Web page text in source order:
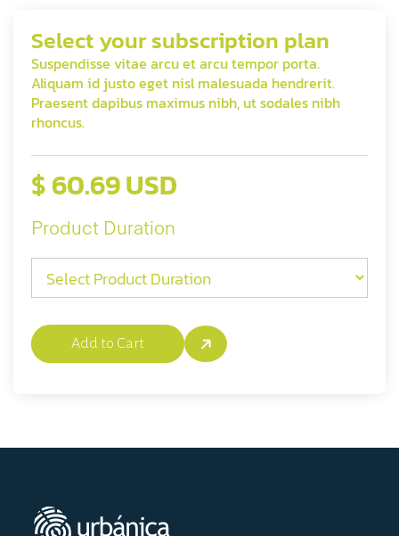
Select your subscription plan
Suspendisse vitae arcu et arcu tempor porta.
Aliquam id justo eget nisl malesuada hendrerit.
Praesent dapibus maximus nibh, ut sodales nibh
rhoncus.
$ 60.69 USD
Product Duration